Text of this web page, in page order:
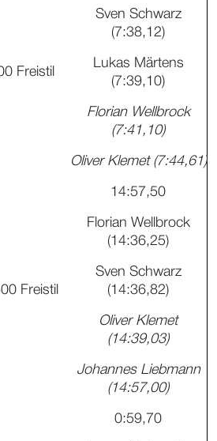
Freistil
Sven Schwarz
(7:38,12)
Lukas Märtens
(7:39,10)
Florian Wellbrock
(7:41,10)
Oliver Klemet (7:44,61)
Freistil
14:57,50
Florian Wellbrock
(14:36,25)
Sven Schwarz
(14:36,82)
Oliver Klemet
(14:39,03)
Johannes Liebmann
(14:57,00)
0:59,70